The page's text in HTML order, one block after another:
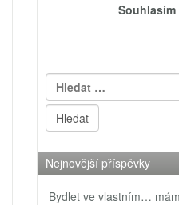
Vyhledávání
Nejnovější příspěvky
Bydlet ve vlastním…